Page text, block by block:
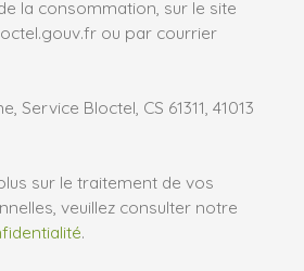
la consommation, sur le site
ou par courrier
Service Bloctel, CS 61311, 41013
sur le traitement de vos
veuillez consulter notre
.